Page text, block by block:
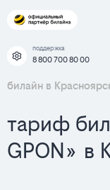
поддержка
8 800 700 80 00
билайн в
тариф
GPON» в